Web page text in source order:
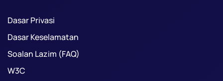
Dasar Privasi
Dasar Keselamatan
Soalan Lazim (FAQ)
W3C